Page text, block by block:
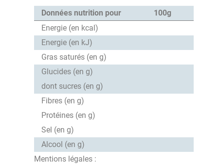
Données nutrition pour
100g
Energie (en kcal)
Energie (en kJ)
Gras saturés (en g)
Glucides (en g)
dont sucres (en g)
Fibres (en g)
Protéines (en g)
Sel (en g)
Alcool (en g)
Mentions légales :